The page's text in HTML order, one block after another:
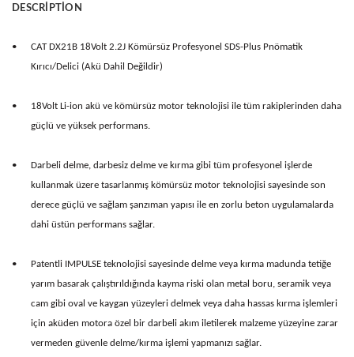
DESCRIPTION
•
CAT DX21B 18Volt 2.2J Kömürsüz Profesyonel SDS-Plus Pnömatik
Kırıcı/Delici (Akü Dahil Değildir)
•
18Volt Li-ion akü ve kömürsüz motor teknolojisi ile tüm rakiplerinden daha
güçlü ve yüksek performans.
•
Darbeli delme, darbesiz delme ve kırma gibi tüm profesyonel işlerde
kullanmak üzere tasarlanmış kömürsüz motor teknolojisi sayesinde son
derece güçlü ve sağlam şanzıman yapısı ile en zorlu beton uygulamalarda
dahi üstün performans sağlar.
•
Patentli IMPULSE teknolojisi sayesinde delme veya kırma madunda tetiğe
yarım basarak çalıştırıldığında kayma riski olan metal boru, seramik veya
cam gibi oval ve kaygan yüzeyleri delmek veya daha hassas kırma işlemleri
için aküden motora özel bir darbeli akım iletilerek malzeme yüzeyine zarar
vermeden güvenle delme/kırma işlemi yapmanızı sağlar.